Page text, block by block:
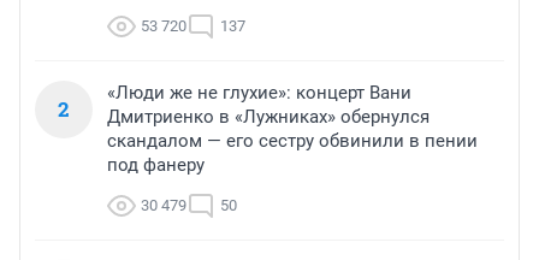
53 720 137
2
«Люди же не глухие»: концерт Вани
Дмитриенко в «Лужниках» обернулся
скандалом — его сестру обвинили в пении
под фанеру
30 479 50